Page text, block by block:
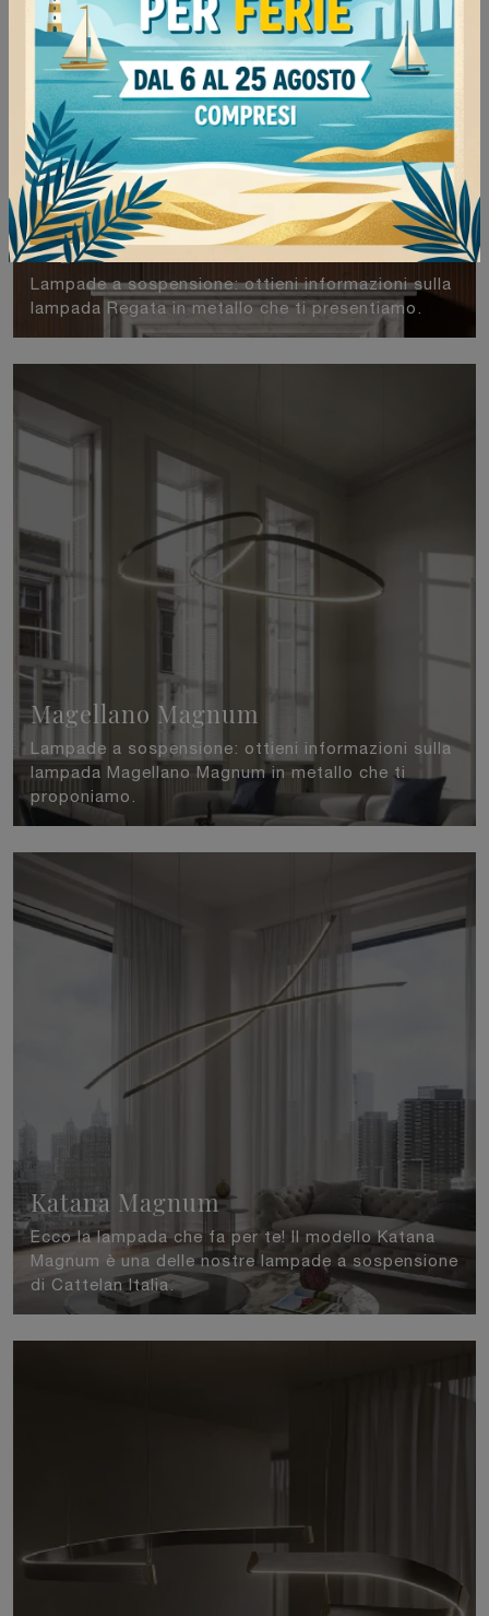
Regata
Lampade a sospensione: ottieni informazioni sulla
lampada Regata in metallo che ti presentiamo.
Magellano Magnum
Lampade a sospensione: ottieni informazioni sulla
lampada Magellano Magnum in metallo che ti
proponiamo.
Katana Magnum
Ecco la lampada che fa per te! Il modello Katana
Magnum è una delle nostre lampade a sospensione
di Cattelan Italia.